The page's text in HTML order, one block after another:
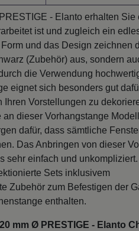
- Elanto erhalten Sie
ist und zugleich ein
und das Design zeichnen
(Zubehör) aus, sondern
die Verwendung
eignet sich besonders gut
Vorstellungen zu
dieser Vorhangstange
dafür, dass sämtliche
Das Anbringen von dieser
sehr einfach und
Sets inklusivem
Zubehör zum Befestigen der
enthalten.
mm Ø PRESTIGE - Elanto